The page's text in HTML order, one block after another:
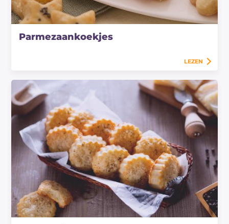
Parmezaankoekjes
LEZEN